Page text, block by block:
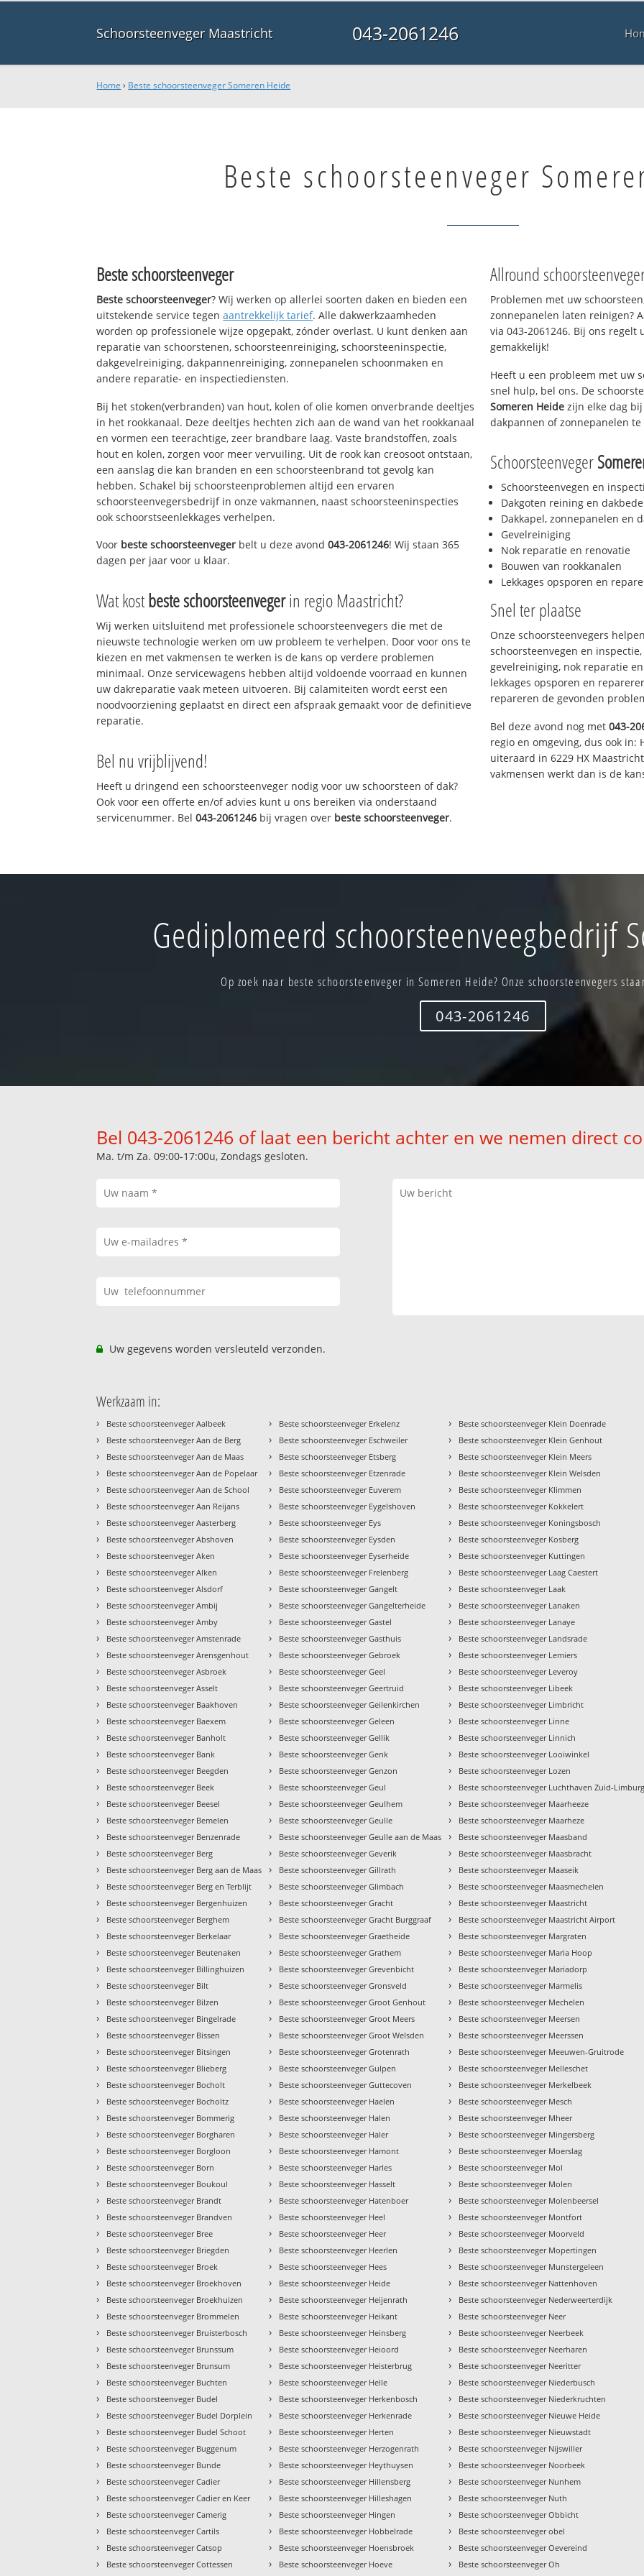
Schoorsteenveger Maastricht 043-2061246
Home › Beste schoorsteenveger Someren Heide
Beste schoorsteenveger
Beste schoorsteenveger
Beste schoorsteenveger? Wij werken op allerlei soorten daken en bieden een
uitstekende service tegenaantrekkelijk tarief. Alle dakwerkzaamheden
worden op professionele wijze opgepakt, zónder overlast. U kunt denken aan
reparatie van schoorstenen, schoorsteenreiniging, schoorsteeninspectie,
dakgevelreiniging, dakpannenreiniging, zonnepanelen schoonmaken en
andere reparatie- en inspectiediensten.
Bij het stoken(verbranden) van hout, kolen of olie komen onverbrande deeltjes
in het rookkanaal. Deze deeltjes hechten zich aan de wand van het rookkanaal
en vormen een teerachtige, zeer brandbare laag. Vaste brandstoffen, zoals
hout en kolen, zorgen voor meer vervuiling. Uit de rook kan creosoot ontstaan,
een aanslag die kan branden en een schoorsteenbrand tot gevolg kan
hebben. Schakel bij schoorsteenproblemen altijd een ervaren
schoorsteenvegersbedrijf in onze vakmannen, naast schoorsteeninspecties
ook schoorstseenlekkages verhelpen.
Voor beste schoorsteenveger belt u deze avond043-2061246! Wij staan 365
dagen per jaar voor u klaar.
Wat kostbeste schoorsteenvegerin regio Maastricht?
Wij werken uitsluitend met professionele schoorsteenvegers die met de
nieuwste technologie werken om uw probleem te verhelpen. Door voor ons te
kiezen en met vakmensen te werken is de kans op verdere problemen
minimaal. Onze servicewagens hebben altijd voldoende voorraad en kunnen
uw dakreparatie vaak meteen uitvoeren. Bij calamiteiten wordt eerst een
noodvoorziening geplaatst en direct een afspraak gemaakt voor de definitieve
reparatie.
Bel nu vrijblijvend!
Heeft u dringend een schoorsteenveger nodig voor uw schoorsteen of dak?
Ook voor een offerte en/of advies kunt u ons bereiken via onderstaand
servicenummer. Bel043-2061246 bij vragen over beste schoorsteenveger.
Allround
Problemen met uw
zonnepanelen laten reinigen?
via 043-2061246. Bij ons
gemakkelijk!
Heeft u een probleem met uw
snel hulp, bel ons. De
Someren Heide zijn elke dag
dakpannen of zonnepanelen
Schoorsteenveger
Schoorsteenvegen en
Dakgoten reining en
Dakkapel, zonnepanelen en
Gevelreiniging
Nok reparatie en renovatie
Bouwen van rookkanalen
Lekkages opsporen en
Snel ter plaatse
Onze schoorsteenvegers
schoorsteenvegen en
gevelreiniging, nok reparatie
lekkages opsporen en
repareren de gevonden
Bel deze avond nog met 043-
regio en omgeving, dus ook in:
uiteraard in 6229 HX
vakmensen werkt dan is de
Gediplomeerd schoorsteenveegbedrijf
Op zoek naar beste schoorsteenveger in Someren Heide? Onze schoorsteenvegers
043-2061246
Bel 043-2061246 of laat een bericht achter en we nemen direct
Ma. t/m Za. 09:00-17:00u, Zondags gesloten.
Uw gegevens worden versleuteld verzonden.
Werkzaam in:
› Beste schoorsteenveger Aalbeek
› Beste schoorsteenveger Aan de Berg
› Beste schoorsteenveger Aan de Maas
› Beste schoorsteenveger Aan de Popelaar
› Beste schoorsteenveger Aan de School
› Beste schoorsteenveger Aan Reijans
› Beste schoorsteenveger Aasterberg
› Beste schoorsteenveger Abshoven
› Beste schoorsteenveger Aken
› Beste schoorsteenveger Alken
› Beste schoorsteenveger Alsdorf
› Beste schoorsteenveger Ambij
› Beste schoorsteenveger Amby
› Beste schoorsteenveger Amstenrade
› Beste schoorsteenveger Arensgenhout
› Beste schoorsteenveger Asbroek
› Beste schoorsteenveger Asselt
› Beste schoorsteenveger Baakhoven
› Beste schoorsteenveger Baexem
› Beste schoorsteenveger Banholt
› Beste schoorsteenveger Bank
› Beste schoorsteenveger Beegden
› Beste schoorsteenveger Beek
› Beste schoorsteenveger Beesel
› Beste schoorsteenveger Bemelen
› Beste schoorsteenveger Benzenrade
› Beste schoorsteenveger Berg
› Beste schoorsteenveger Berg aan de Maas
› Beste schoorsteenveger Berg en Terblijt
› Beste schoorsteenveger Bergenhuizen
› Beste schoorsteenveger Berghem
› Beste schoorsteenveger Berkelaar
› Beste schoorsteenveger Beutenaken
› Beste schoorsteenveger Billinghuizen
› Beste schoorsteenveger Bilt
› Beste schoorsteenveger Bilzen
› Beste schoorsteenveger Bingelrade
› Beste schoorsteenveger Bissen
› Beste schoorsteenveger Bitsingen
› Beste schoorsteenveger Blieberg
› Beste schoorsteenveger Bocholt
› Beste schoorsteenveger Bocholtz
› Beste schoorsteenveger Bommerig
› Beste schoorsteenveger Borgharen
› Beste schoorsteenveger Borgloon
› Beste schoorsteenveger Born
› Beste schoorsteenveger Boukoul
› Beste schoorsteenveger Brandt
› Beste schoorsteenveger Brandven
› Beste schoorsteenveger Bree
› Beste schoorsteenveger Briegden
› Beste schoorsteenveger Broek
› Beste schoorsteenveger Broekhoven
› Beste schoorsteenveger Broekhuizen
› Beste schoorsteenveger Brommelen
› Beste schoorsteenveger Bruisterbosch
› Beste schoorsteenveger Brunssum
› Beste schoorsteenveger Brunsum
› Beste schoorsteenveger Buchten
› Beste schoorsteenveger Budel
› Beste schoorsteenveger Budel Dorplein
› Beste schoorsteenveger Budel Schoot
› Beste schoorsteenveger Buggenum
› Beste schoorsteenveger Bunde
› Beste schoorsteenveger Cadier
› Beste schoorsteenveger Cadier en Keer
› Beste schoorsteenveger Camerig
› Beste schoorsteenveger Cartils
› Beste schoorsteenveger Catsop
› Beste schoorsteenveger Cottessen
› Beste schoorsteenveger Erkelenz
› Beste schoorsteenveger Eschweiler
› Beste schoorsteenveger Etsberg
› Beste schoorsteenveger Etzenrade
› Beste schoorsteenveger Euverem
› Beste schoorsteenveger Eygelshoven
› Beste schoorsteenveger Eys
› Beste schoorsteenveger Eysden
› Beste schoorsteenveger Eyserheide
› Beste schoorsteenveger Frelenberg
› Beste schoorsteenveger Gangelt
› Beste schoorsteenveger Gangelterheide
› Beste schoorsteenveger Gastel
› Beste schoorsteenveger Gasthuis
› Beste schoorsteenveger Gebroek
› Beste schoorsteenveger Geel
› Beste schoorsteenveger Geertruid
› Beste schoorsteenveger Geilenkirchen
› Beste schoorsteenveger Geleen
› Beste schoorsteenveger Gellik
› Beste schoorsteenveger Genk
› Beste schoorsteenveger Genzon
› Beste schoorsteenveger Geul
› Beste schoorsteenveger Geulhem
› Beste schoorsteenveger Geulle
› Beste schoorsteenveger Geulle aan de Maas
› Beste schoorsteenveger Geverik
› Beste schoorsteenveger Gillrath
› Beste schoorsteenveger Glimbach
› Beste schoorsteenveger Gracht
› Beste schoorsteenveger Gracht Burggraaf
› Beste schoorsteenveger Graetheide
› Beste schoorsteenveger Grathem
› Beste schoorsteenveger Grevenbicht
› Beste schoorsteenveger Gronsveld
› Beste schoorsteenveger Groot Genhout
› Beste schoorsteenveger Groot Meers
› Beste schoorsteenveger Groot Welsden
› Beste schoorsteenveger Grotenrath
› Beste schoorsteenveger Gulpen
› Beste schoorsteenveger Guttecoven
› Beste schoorsteenveger Haelen
› Beste schoorsteenveger Halen
› Beste schoorsteenveger Haler
› Beste schoorsteenveger Hamont
› Beste schoorsteenveger Harles
› Beste schoorsteenveger Hasselt
› Beste schoorsteenveger Hatenboer
› Beste schoorsteenveger Heel
› Beste schoorsteenveger Heer
› Beste schoorsteenveger Heerlen
› Beste schoorsteenveger Hees
› Beste schoorsteenveger Heide
› Beste schoorsteenveger Heijenrath
› Beste schoorsteenveger Heikant
› Beste schoorsteenveger Heinsberg
› Beste schoorsteenveger Heioord
› Beste schoorsteenveger Heisterbrug
› Beste schoorsteenveger Helle
› Beste schoorsteenveger Herkenbosch
› Beste schoorsteenveger Herkenrade
› Beste schoorsteenveger Herten
› Beste schoorsteenveger Herzogenrath
› Beste schoorsteenveger Heythuysen
› Beste schoorsteenveger Hillensberg
› Beste schoorsteenveger Hilleshagen
› Beste schoorsteenveger Hingen
› Beste schoorsteenveger Hobbelrade
› Beste schoorsteenveger Hoensbroek
› Beste schoorsteenveger Hoeve
› Beste schoorsteenveger Klein Doenrade
› Beste schoorsteenveger Klein Genhout
› Beste schoorsteenveger Klein Meers
› Beste schoorsteenveger Klein Welsden
› Beste schoorsteenveger Klimmen
› Beste schoorsteenveger Kokkelert
› Beste schoorsteenveger Koningsbosch
› Beste schoorsteenveger Kosberg
› Beste schoorsteenveger Kuttingen
› Beste schoorsteenveger Laag Caestert
› Beste schoorsteenveger Laak
› Beste schoorsteenveger Lanaken
› Beste schoorsteenveger Lanaye
› Beste schoorsteenveger Landsrade
› Beste schoorsteenveger Lemiers
› Beste schoorsteenveger Leveroy
› Beste schoorsteenveger Libeek
› Beste schoorsteenveger Limbricht
› Beste schoorsteenveger Linne
› Beste schoorsteenveger Linnich
› Beste schoorsteenveger Looiwinkel
› Beste schoorsteenveger Lozen
› Beste schoorsteenveger Luchthaven Zuid-
› Beste schoorsteenveger Maarheeze
› Beste schoorsteenveger Maarheze
› Beste schoorsteenveger Maasband
› Beste schoorsteenveger Maasbracht
› Beste schoorsteenveger Maaseik
› Beste schoorsteenveger Maasmechelen
› Beste schoorsteenveger Maastricht
› Beste schoorsteenveger Maastricht Airport
› Beste schoorsteenveger Margraten
› Beste schoorsteenveger Maria Hoop
› Beste schoorsteenveger Mariadorp
› Beste schoorsteenveger Marmelis
› Beste schoorsteenveger Mechelen
› Beste schoorsteenveger Meersen
› Beste schoorsteenveger Meerssen
› Beste schoorsteenveger Meeuwen-Gruitrode
› Beste schoorsteenveger Melleschet
› Beste schoorsteenveger Merkelbeek
› Beste schoorsteenveger Mesch
› Beste schoorsteenveger Mheer
› Beste schoorsteenveger Mingersberg
› Beste schoorsteenveger Moerslag
› Beste schoorsteenveger Mol
› Beste schoorsteenveger Molen
› Beste schoorsteenveger Molenbeersel
› Beste schoorsteenveger Montfort
› Beste schoorsteenveger Moorveld
› Beste schoorsteenveger Mopertingen
› Beste schoorsteenveger Munstergeleen
› Beste schoorsteenveger Nattenhoven
› Beste schoorsteenveger Nederweerterdijk
› Beste schoorsteenveger Neer
› Beste schoorsteenveger Neerbeek
› Beste schoorsteenveger Neerharen
› Beste schoorsteenveger Neeritter
› Beste schoorsteenveger Niederbusch
› Beste schoorsteenveger Niederkruchten
› Beste schoorsteenveger Nieuwe Heide
› Beste schoorsteenveger Nieuwstadt
› Beste schoorsteenveger Nijswiller
› Beste schoorsteenveger Noorbeek
› Beste schoorsteenveger Nunhem
› Beste schoorsteenveger Nuth
› Beste schoorsteenveger Obbicht
› Beste schoorsteenveger obel
› Beste schoorsteenveger Oevereind
› Beste schoorsteenveger Oh